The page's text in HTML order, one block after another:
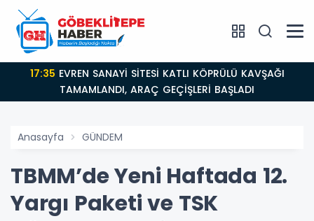
17:35
TAMAMLANDI, ARAÇ GEÇİŞLERİ BAŞLADI
Anasayfa GÜNDEM
TBMM’de Yeni Haftada 12.
Yargı Paketi ve TSK